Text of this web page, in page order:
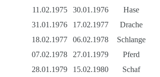
11.02.1975
30.01.1976
Hase
31.01.1976
17.02.1977
Drache
18.02.1977
06.02.1978
Schlange
07.02.1978
27.01.1979
Pferd
28.01.1979
15.02.1980 Schaf